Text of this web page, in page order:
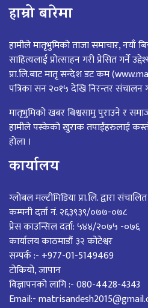
हाम्रो बारेमा
हामीले मातृभुमिको ताजा समाचार, नयाँ
साहित्यलाई प्रोत्साहन गरी प्रेसित गर्ने
प्रा.लि.बाट मातृ सन्देश डट कम
पत्रिका सन २०१५ देखि निरन्तर संचालन
मातृभुमिको खबर बिश्वसामु पुराउने र
हामीले पस्केको खुराक तपाईंहरुलाई
होला ।
कार्यालय
ग्लोबल मल्टीमिडिया प्रा.लि. द्वारा संचालित
कम्पनी दर्ता नं. २६३९३९/०७७-०७८
प्रेस काउन्सिल दर्ता: ५४४/२०७५ -०७६
कार्यालय काठमाडौं ३२ कोटेश्वर
सम्पर्क :- +977-01-5149469
टोकियो, जापान
विज्ञापनको लागि :- 080-4428-4343
Email:-